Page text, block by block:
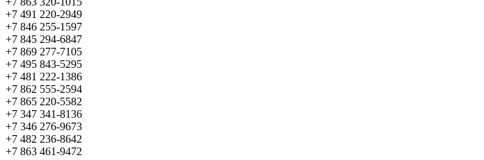
+7 491 220-2949
+7 846 255-1597
+7 845 294-6847
+7 869 277-7105
+7 495 843-5295
+7 481 222-1386
+7 862 555-2594
+7 865 220-5582
+7 347 341-8136
+7 346 276-9673
+7 482 236-8642
+7 863 461-9472